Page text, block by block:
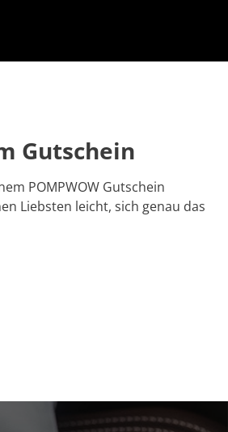
Gutschein
POMPWOW Gutschein
Liebsten leicht, sich genau das